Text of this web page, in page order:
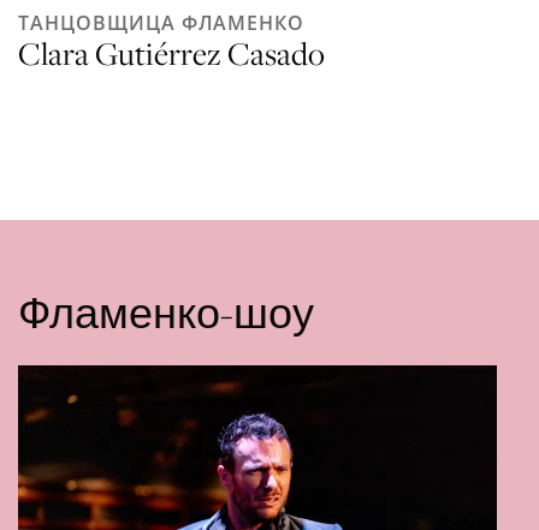
ТАНЦОВЩИЦА ФЛАМЕНКО
Clara Gutiérrez Casado
Фламенко-шоу